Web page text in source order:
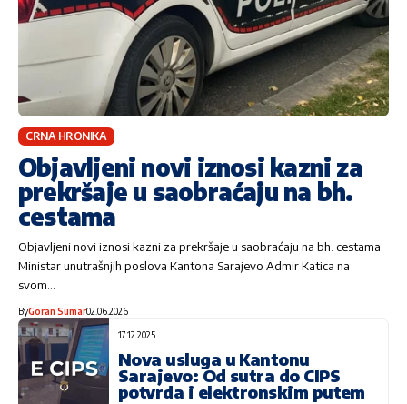
CRNA HRONIKA
Objavljeni novi iznosi kazni za
prekršaje u saobraćaju na bh.
cestama
Objavljeni novi iznosi kazni za prekršaje u saobraćaju na bh. cestama
Ministar unutrašnjih poslova Kantona Sarajevo Admir Katica na
svom…
ByGoran Sumar02.06.2026
17.12.2025
Nova usluga u Kantonu
Sarajevo: Od sutra do CIPS
potvrda i elektronskim putem